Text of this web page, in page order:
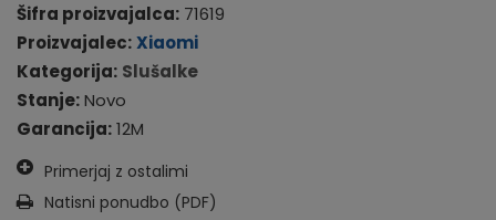
Šifra proizvajalca: 71619
Proizvajalec:Xiaomi
Kategorija: Slušalke
Stanje:Novo
Garancija:12M
Primerjaj z ostalimi
Natisni ponudbo (PDF)